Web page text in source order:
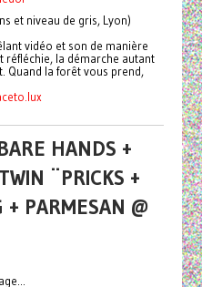
et niveau de gris, Lyon)
vidéo et son de manière
réfléchie, la démarche autant
Quand la forêt vous prend,
HANDS +
¨PRICKS +
PARMESAN @